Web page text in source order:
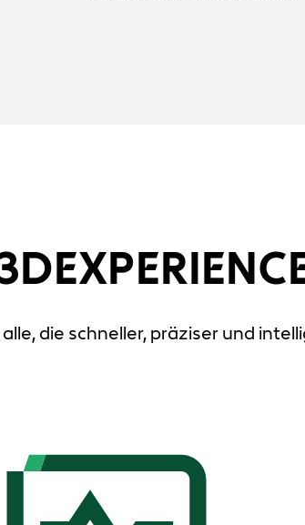
alle, die schneller, präziser und